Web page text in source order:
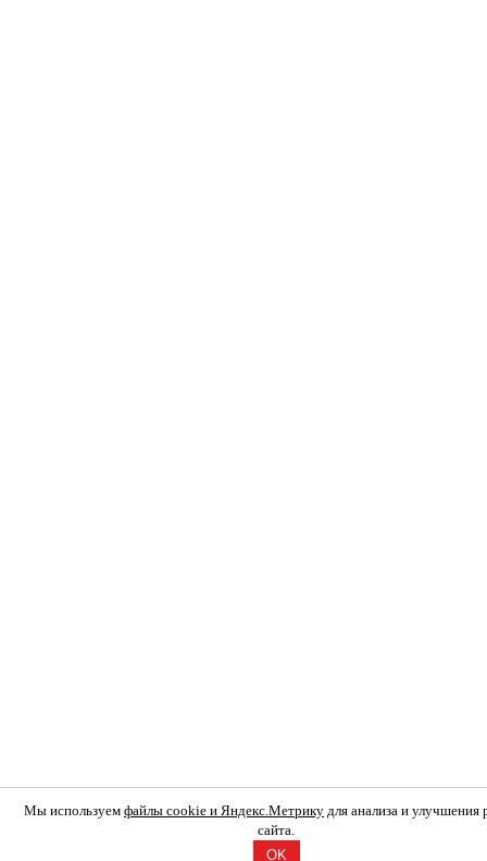
Мы используем файлы cookie и Яндекс.Метрику для анализа и улучшения
сайта.
OK